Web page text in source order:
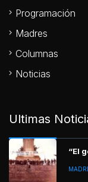
Programación
Madres
Columnas
Noticias
Ultimas
“El